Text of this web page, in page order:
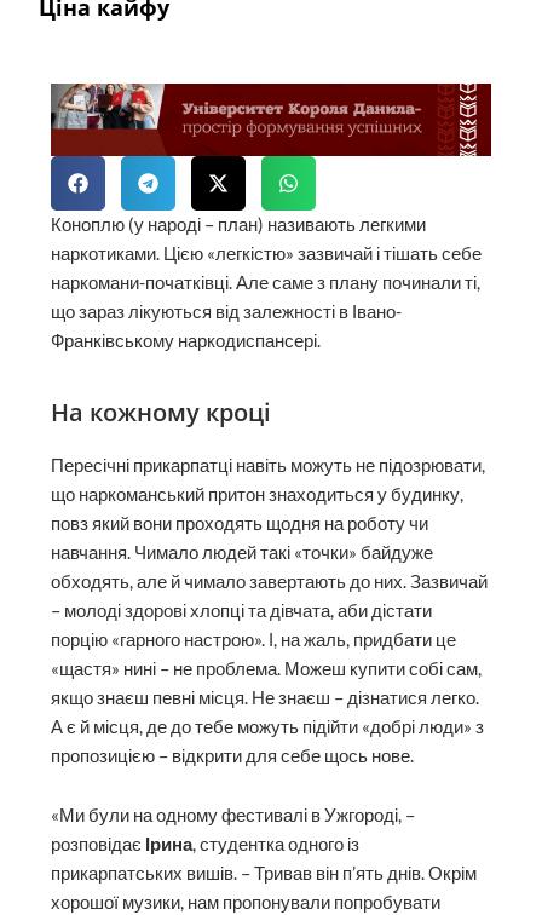
Ціна кайфу
Коноплю (у народі – план) називають легкими
наркотиками. Цією «легкістю» зазвичай і тішать себе
наркомани-початківці. Але саме з плану починали ті,
що зараз лікуються від залежності в Івано-
Франківському наркодиспансері.
На кожному кроці
Пересічні прикарпатці навіть можуть не підозрювати,
що наркоманський притон знаходиться у будинку,
повз який вони проходять щодня на роботу чи
навчання. Чимало людей такі «точки» байдуже
обходять, але й чимало завертають до них. Зазвичай
– молоді здорові хлопці та дівчата, аби дістати
порцію «гарного настрою». І, на жаль, придбати це
«щастя» нині – не проблема. Можеш купити собі сам,
якщо знаєш певні місця. Не знаєш – дізнатися легко.
А є й місця, де до тебе можуть підійти «добрі люди» з
пропозицією – відкрити для себе щось нове.
«Ми були на одному фестивалі в Ужгороді, –
розповідає Ірина, студентка одного із
прикарпатських вишів. – Тривав він п’ять днів. Окрім
хорошої музики, нам пропонували попробувати